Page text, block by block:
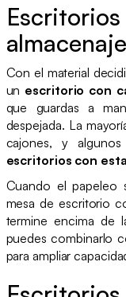
almacenaje
Con el material
un escritorio con
que guardas a
despejada. La
cajones, y
escritorios con
Cuando el papeleo
mesa de escritorio
termine encima de
puedes combinarlo
para ampliar